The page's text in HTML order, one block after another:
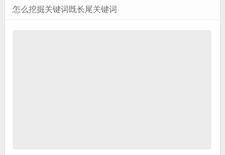
怎么挖掘关键词既长尾关键词